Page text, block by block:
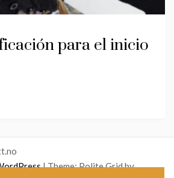
para el inicio
|Theme: Polite Grid by